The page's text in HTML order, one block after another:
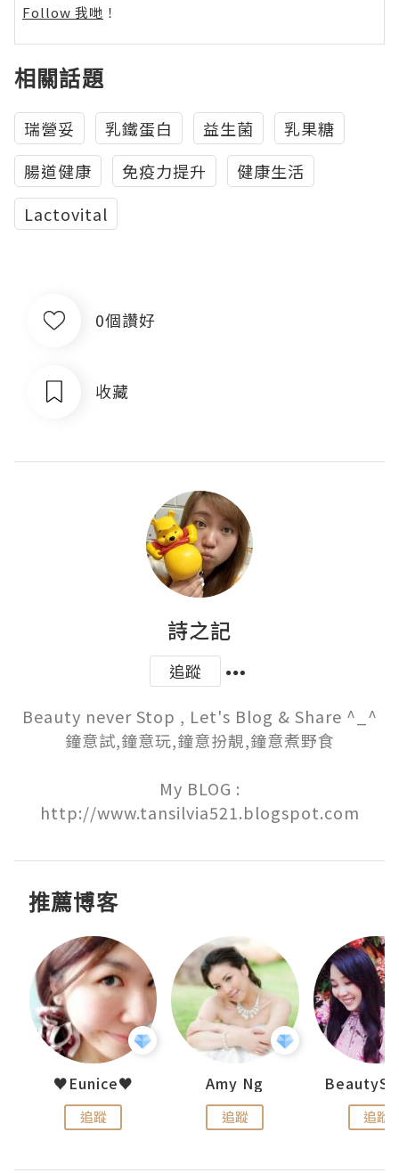
Follow 我哋 ！
相關話題
瑞營妥 乳鐵蛋白 益生菌
乳果糖
腸道健康
免疫力提升
健康生活
Lactovital
0個讚好
收藏
詩之記
追蹤
Beauty never Stop , Let's Blog & Share ^_^
鐘意試,鐘意玩,鐘意扮靚,鐘意煮野食
My BLOG :
http://www.tansilvia521.blogspot.com
推薦博客
♥Eunice♥
追蹤
Amy Ng
追蹤 追蹤